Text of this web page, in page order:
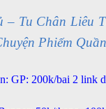
– Tu Chân Liêu
Phiếm
GP: 200k/bai 2 link